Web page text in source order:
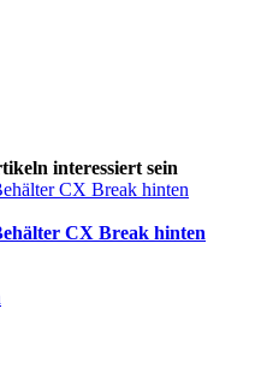
interessiert sein
CX Break hinten